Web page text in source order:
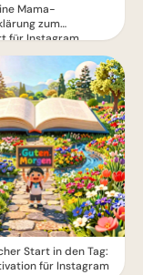
Mama-
zum
für Instagram
Start in den Tag:
für Instagram